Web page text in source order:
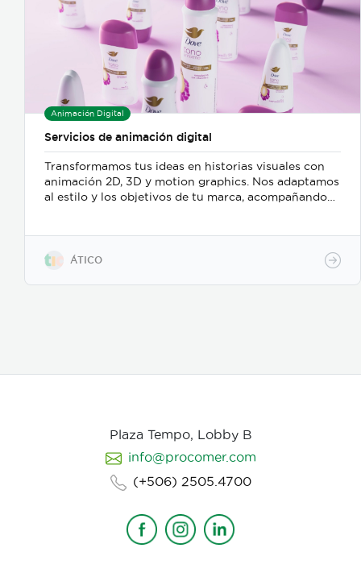
Animación Digital
Servicios de animación digital
Transformamos tus ideas en historias visuales con
animación 2D, 3D y motion graphics. Nos adaptamos
al estilo y los objetivos de tu marca, acompañando
https://www.atico.cr/es/servicios/servicios-
ÁTICO
Plaza Tempo, Lobby B
info@procomer.com
(+506) 2505.4700